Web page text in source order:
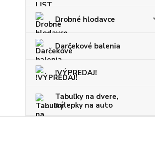
Drobné hlodavce
Darčekové balenia
!VÝPREDAJ!
Tabuľky na dvere,
nálepky na auto